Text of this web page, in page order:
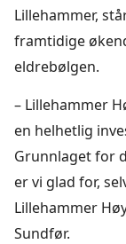
Lillehammer,
framtidige
eldrebølgen.
– Lillehammer
en helhetlig
Grunnlaget for
er vi glad for,
Lillehammer
Sundfør.